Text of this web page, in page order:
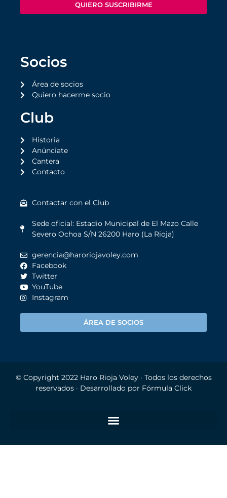
QUIERO SUSCRIBIRME
Socios
Área de socios
Quiero hacerme socio
Club
Historia
Anúnciate
Cantera
Contacto
Contactar con el Club
Sede oficial: Estadio Municipal de El Mazo Calle
Severo Ochoa S/N 26200 Haro (La Rioja)
gerencia@haroriojavoley.com
Facebook
Twitter
YouTube
Instagram
ÁREA DE SOCIOS
© Copyright 2022 Haro Rioja Voley· Todos los derechos
reservados · Desarrollado por Fórmula Click